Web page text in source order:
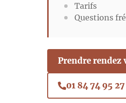
Tarifs
Questions
Prendre rendez
01 84 74 95 27